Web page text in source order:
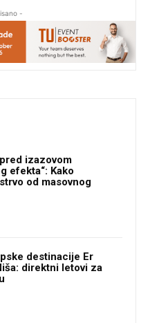
-
izazovom
efekta“: Kako
od masovnog
destinacije Er
direktni letovi za